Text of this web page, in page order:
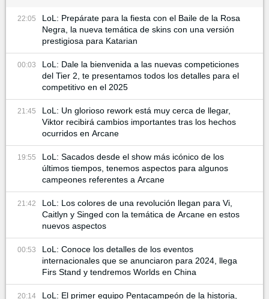
22:05
LoL: Prepárate para la fiesta con el Baile de la Rosa
Negra, la nueva temática de skins con una versión
prestigiosa para Katarian
00:03
LoL: Dale la bienvenida a las nuevas competiciones
del Tier 2, te presentamos todos los detalles para el
competitivo en el 2025
21:45
LoL: Un glorioso rework está muy cerca de llegar,
Viktor recibirá cambios importantes tras los hechos
ocurridos en Arcane
19:55
LoL: Sacados desde el show más icónico de los
últimos tiempos, tenemos aspectos para algunos
campeones referentes a Arcane
21:42
LoL: Los colores de una revolución llegan para Vi,
Caitlyn y Singed con la temática de Arcane en estos
nuevos aspectos
00:53
LoL: Conoce los detalles de los eventos
internacionales que se anunciaron para 2024, llega
Firs Stand y tendremos Worlds en China
20:14
LoL: El primer equipo Pentacampeón de la historia,